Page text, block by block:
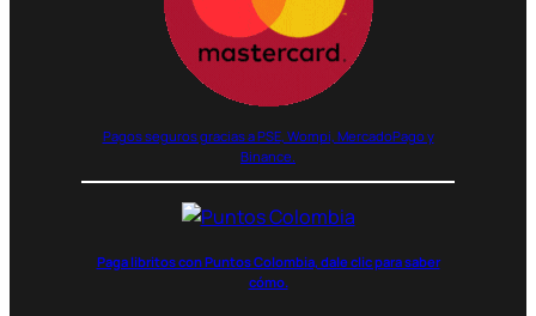
Pagos seguros gracias a PSE, Wompi, MercadoPago y
Binance.
Paga libritos con Puntos Colombia, dale clic para saber
cómo.